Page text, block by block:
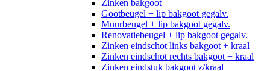
Zinken bakgoot
Gootbeugel + lip bakgoot gegalv.
Muurbeugel + lip bakgoot gegalv.
Renovatiebeugel + lip bakgoot gegalv.
Zinken eindschot links bakgoot + kraal
Zinken eindschot rechts bakgoot + kraal
Zinken eindstuk bakgoot z/kraal